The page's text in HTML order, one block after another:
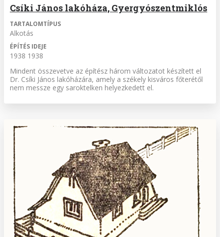
Csíki János lakóháza, Gyergyószentmiklós
TARTALOMTÍPUS
Alkotás
ÉPÍTÉS IDEJE
1938 1938
Mindent összevetve az építész három változatot készített el
Dr. Csíki János lakóházára, amely a székely kisváros főterétől
nem messze egy saroktelken helyezkedett el.